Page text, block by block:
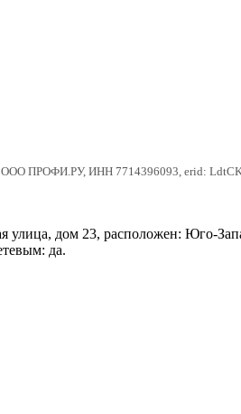
ООО ПРОФИ.РУ, ИНН 7714396093, erid:
дом 23, расположен: Юго-
да.